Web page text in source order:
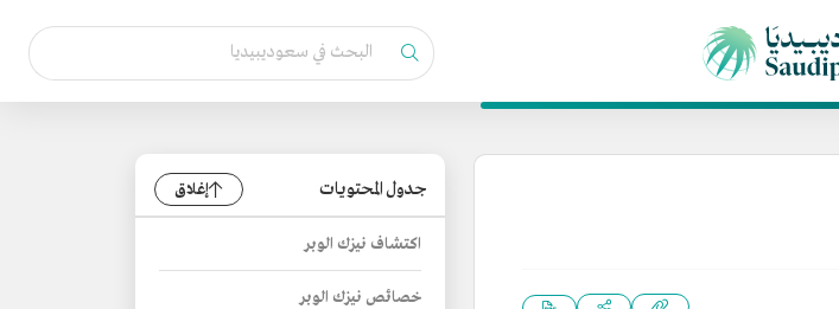
جدول المحتويات إغلاق
اكتشاف نيزك الوبر
خصائص نيزك الوبر